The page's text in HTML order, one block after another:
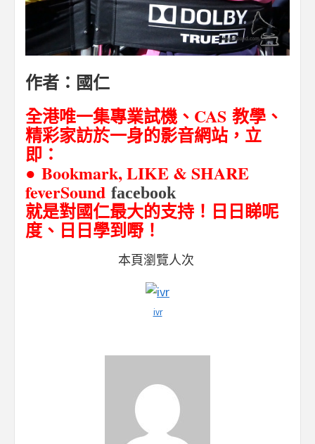
作者：國仁
全港唯一集專業試機、 CAS 教學、
精彩家訪於一身的影音網站，立
即：
● Bookmark,LIKE & SHARE
feverSound facebook
就是對國仁最大的支持！ 日 日睇呢
度、 日日學到嘢！
本頁瀏覽人次
ivr